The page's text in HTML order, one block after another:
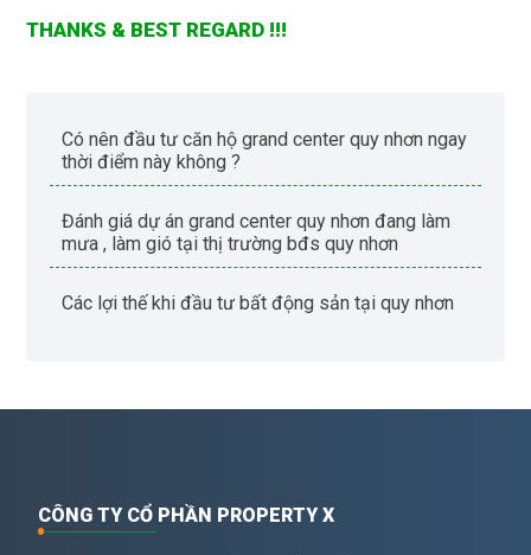
THANKS & BEST REGARD !!!
có nên đầu tư căn hộ grand center quy nhơn ngay
thời điểm này không ?
đánh giá dự án grand center quy nhơn đang làm
mưa , làm gió tại thị trường bđs quy nhơn
các lợi thế khi đầu tư bất động sản tại quy nhơn
CÔNG TY CỔ PHẦN PROPERTY X